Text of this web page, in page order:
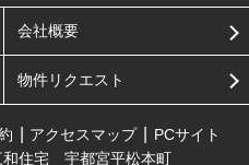
会社概要
物件リクエスト
アクセスマップ
PCサイト
和住宅 宇都宮平松本町